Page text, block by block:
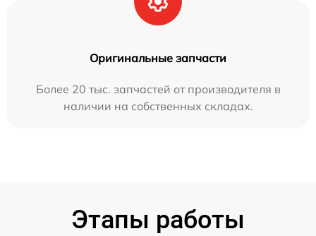
Оригинальные запчасти
Более 20 тыс. запчастей от производителя в
наличии на собственных складах.
Этапы работы